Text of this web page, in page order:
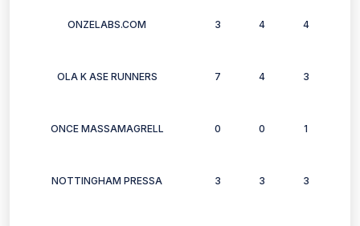
ONZELABS.COM 3 4 4
OLA K ASE RUNNERS 7 4 3
ONCE MASSAMAGRELL 0 0 1
NOTTINGHAM PRESSA 3 3 3